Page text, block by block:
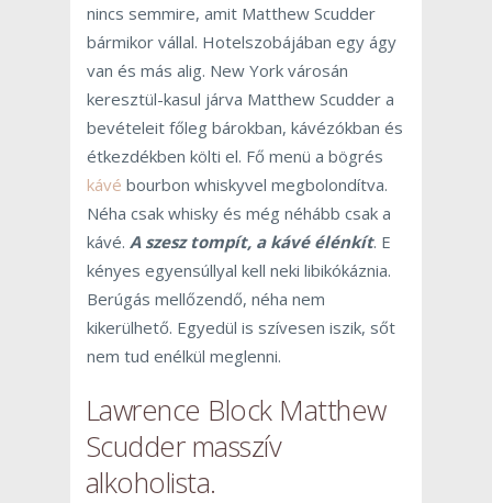
nincs semmire, amit Matthew Scudder
bármikor vállal. Hotelszobájában egy ágy
van és más alig. New York városán
keresztül-kasul járva Matthew Scudder a
bevételeit főleg bárokban, kávézókban és
étkezdékben költi el. Fő menü a bögrés
kávé bourbon whiskyvel megbolondítva.
Néha csak whisky és még néhább csak a
kávé. A szesz tompít, a kávé élénkít. E
kényes egyensúllyal kell neki libikókáznia.
Berúgás mellőzendő, néha nem
kikerülhető. Egyedül is szívesen iszik, sőt
nem tud enélkül meglenni.
Lawrence Block Matthew
Scudder masszív
alkoholista.